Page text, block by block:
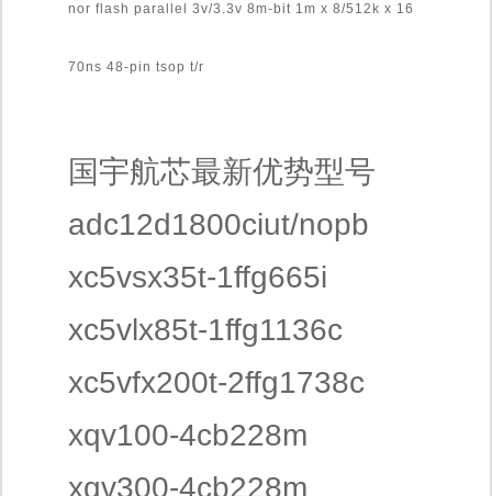
nor flash parallel 3v/3.3v 8m-bit 1m x 8/512k x 16
70ns 48-pin tsop t/r
国宇航芯最新优势型号
adc12d1800ciut/nopb
xc5vsx35t-1ffg665i
xc5vlx85t-1ffg1136c
xc5vfx200t-2ffg1738c
xqv100-4cb228m
xqv300-4cb228m